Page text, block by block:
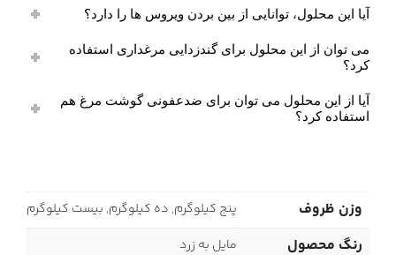
آیا این محلول، توانایی از بین بردن ویروس ها را دارد؟
می توان از این محلول برای گندزدایی مرغداری استفاده
کرد؟
آیا از این محلول می توان برای ضدعفونی گوشت مرغ هم
استفاده کرد؟
وزن ظروف پنج کیلوگرم, ده کیلوگرم, بیست کیلوگرم
رنگ محصول مایل به زرد